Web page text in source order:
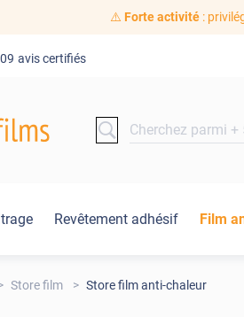
⚠️ Forte activité:
avis certifiés
Revêtement adhésif Film
Store film Store film anti-chaleur